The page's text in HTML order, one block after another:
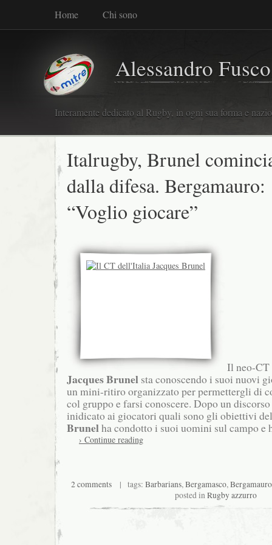
Home Chi sono
Alessandro Fusco
Interamente dedicato al Rugby, in ogni sua forma e
Italrugby, Brunel
dalla difesa. Bergamauro:
“Voglio giocare”
Il neo-CT
Jacques Brunel sta conoscendo i suoi nuovi
un mini-ritiro organizzato per permettergli di
col gruppo e farsi conoscere. Dopo un
inidicato ai giocatori quali sono gli obiettivi
Brunelha condotto i suoi uomini sul campo e
› Continue reading
2 comments | tags: Barbarians,Bergamasco,Bergamauro
posted inRugby azzurro